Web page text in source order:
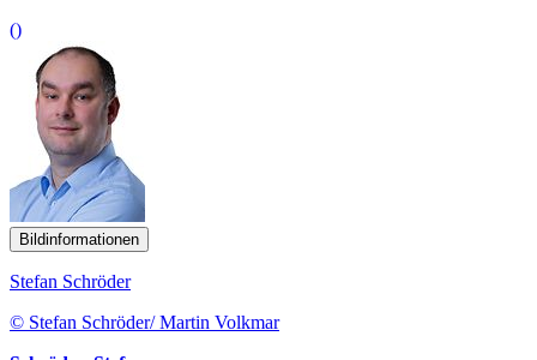
()
Bildinformationen
Stefan Schröder
© Stefan Schröder/ Martin Volkmar